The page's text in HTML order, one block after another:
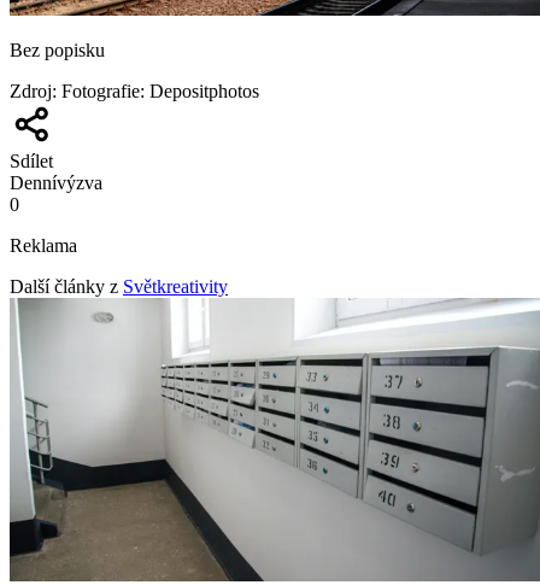
Bez popisku
Zdroj: Fotografie: Depositphotos
Sdílet
Dennívýzva
0
Reklama
Další články z Světkreativity